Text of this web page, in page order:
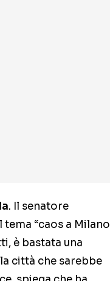
. Il senatore
“caos a Milano
è bastata una
città che sarebbe